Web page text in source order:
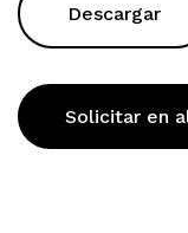
Descargar
Solicitar en